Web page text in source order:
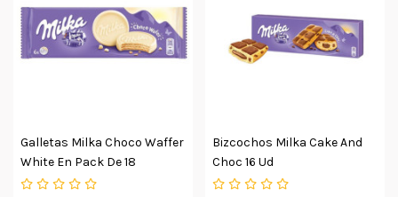
Galletas Milka Choco Waffer
White En Pack De 18
Bizcochos Milka Cake And
Choc 16 Ud